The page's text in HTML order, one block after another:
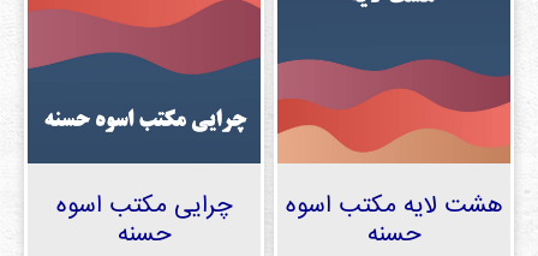
فاطمه
میرزایی
سی
دی
ها
هشت لایه مکتب اسوه
حسنه
چرایی مکتب اسوه
حسنه